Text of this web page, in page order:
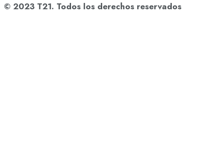
© 2023 T21. Todos los derechos reservados